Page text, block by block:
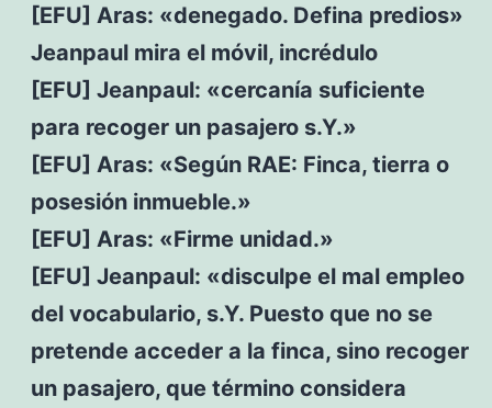
[EFU] Aras: «denegado. Defina predios»
Jeanpaul mira el móvil, incrédulo
[EFU] Jeanpaul: «cercanía suficiente
para recoger un pasajero s.Y.»
[EFU] Aras: «Según RAE: Finca, tierra o
posesión inmueble.»
[EFU] Aras: «Firme unidad.»
[EFU] Jeanpaul: «disculpe el mal empleo
del vocabulario, s.Y. Puesto que no se
pretende acceder a la finca, sino recoger
un pasajero, que término considera